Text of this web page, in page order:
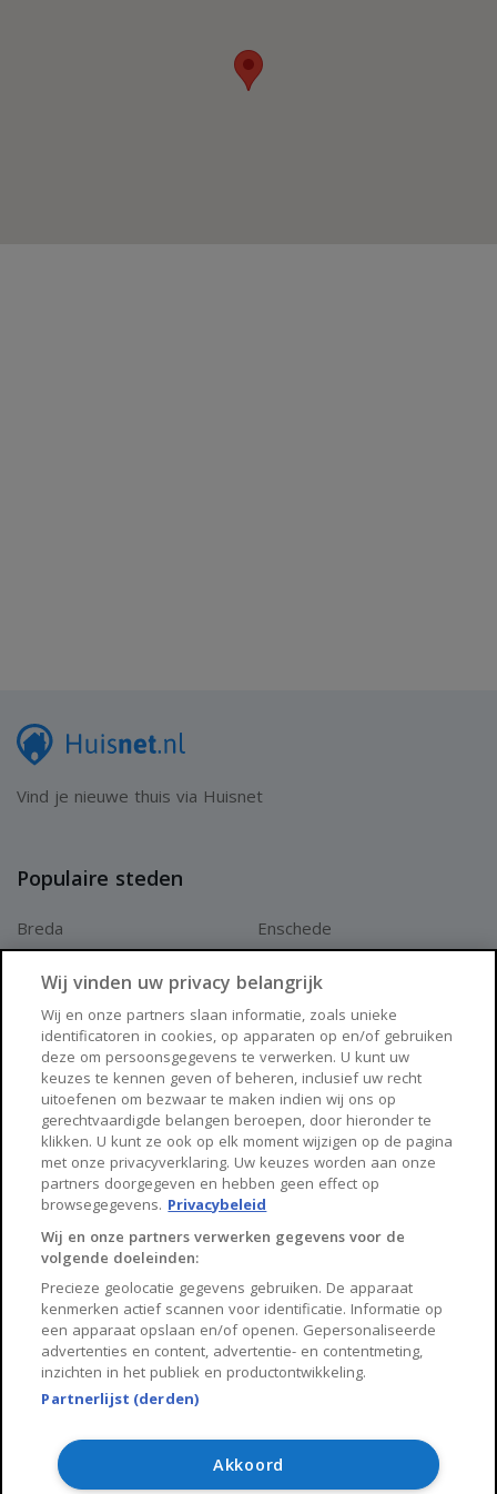
Vind je nieuwe thuis via Huisnet
Populaire steden
Breda
Arnhem
Enschede
Zwolle
Huisnet
Over Huisnet
Algemene voorwaarden
Privacybeleid
Contact
Sitemap
Copyright 2026, Huisnet is onderdeel van Property Portals
Algemene voorwaarden
Wij vinden uw privacy belangrijk
Wij en onze partners slaan informatie, zoals unieke
identificatoren in cookies, op apparaten op en/of gebruiken
deze om persoonsgegevens te verwerken. U kunt uw
keuzes te kennen geven of beheren, inclusief uw recht
uitoefenen om bezwaar te maken indien wij ons op
gerechtvaardigde belangen beroepen, door hieronder te
klikken. U kunt ze ook op elk moment wijzigen op de pagina
met onze privacyverklaring. Uw keuzes worden aan onze
partners doorgegeven en hebben geen effect op
browsegegevens. Privacybeleid
Wij en onze partners verwerken gegevens voor de
volgende doeleinden:
Precieze geolocatie gegevens gebruiken. De apparaat
kenmerken actief scannen voor identificatie. Informatie op
een apparaat opslaan en/of openen. Gepersonaliseerde
advertenties en content, advertentie- en contentmeting,
inzichten in het publiek en productontwikkeling.
Partnerlijst (derden)
Akkoord